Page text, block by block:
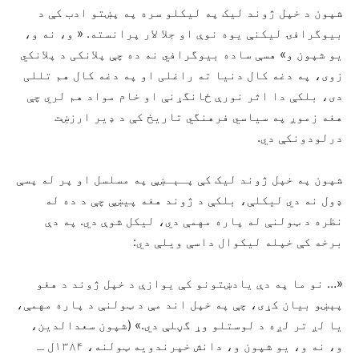
شپون د خپل ژوند لیک په لیکلو سره په پښتو ادب کې د
بیوگرافۍ لیکنې یوه نوې او جلا لار پرانسته. « و، نه و،
یو شپون و» هسې ساده بیوگرافي نه ده چې پلانکی د پلانکي
زوی، په دغه کال دنیا ته راغلی او په دغه کال هم تللی
دی، بلکې دا اثر نورې ځانگړنې او خام مواد هم لري چې
هغه زموږ په سیاسي فرهنگي تاریخ کې د ډیر ارزښت
درلودونکې دي.
شپون په خپل ژوند لیک کې پـېـښې په مسلسل او پر له پسې
ډول نه دي لیکلې، بلکې د ژوند هغه پیښې چې د ده له
نظره د ټولنې له پاره مهمې دي، لیکل شوې دي. په دې
برخه کې خپله لیکوال داسې ویلې دي:
«… نو ما په دې یادښتونو کې یوازې د خپل ژوند د هغو
پېښو بیان کړی، چې په خپل اند مې د ټولنې د پاره مهمې،
یا لږ تر لږه د لوستلو وړ گڼلې دي.» (شپون سعدالدین،
و، نه و، یو شپون و، دانش خپرندویه ټولنه، ۱۳۸۴ل ـ